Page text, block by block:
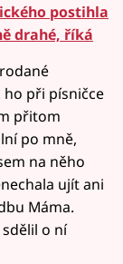
postihla
drahé, říká
ho při písničce
přitom
po mně,
na něho
ujít ani
Máma.
sdělil o ní